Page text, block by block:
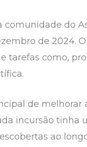
comunidade do
de 2024.
tarefas como,
de melhorar
incursão
ao